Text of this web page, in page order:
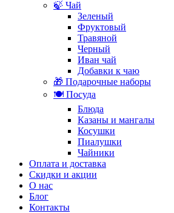
🍃 Чай
Зеленый
Фруктовый
Травяной
Черный
Иван чай
Добавки к чаю
🎁 Подарочные наборы
🍽️ Посуда
Блюда
Казаны и мангалы
Косушки
Пиалушки
Чайники
Оплата и доставка
Скидки и акции
О нас
Блог
Контакты